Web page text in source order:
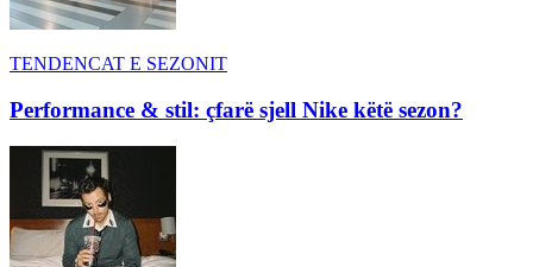
TENDENCAT E SEZONIT
Performance & stil: çfarë sjell Nike këtë sezon?